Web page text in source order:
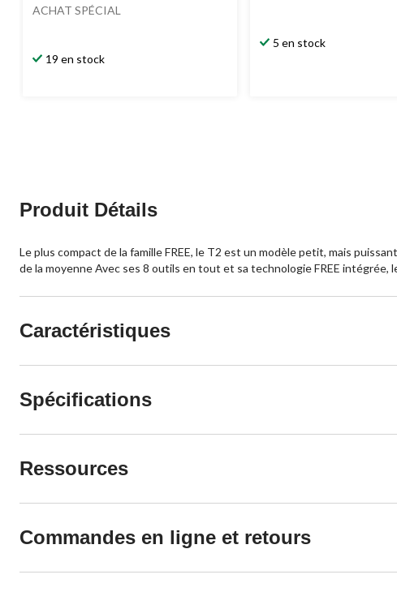
ACHAT SPÉCIAL
19 en stock
5 en stock
Produit Détails
Le plus compact de la famille FREE, le T2 est un modèle petit, mais
de la moyenne Avec ses 8 outils en tout et sa technologie FREE
Caractéristiques
Spécifications
Ressources
Commandes en ligne et retours